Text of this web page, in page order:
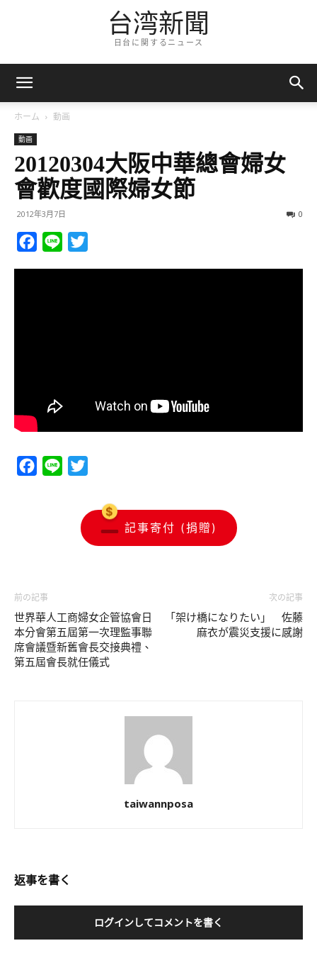
台湾新聞
日台に関するニュース
ホーム 動画
動画
20120304大阪中華總會婦女
會歡度國際婦女節
2012年3月7日 0
Facebook
Line
Facebook
Line
記事寄付 (捐贈)
前の記事
世界華人工商婦女企管協會日
本分會第五屆第一次理監事聯
席會議暨新舊會長交接典禮、
第五屆會長就任儀式
次の記事
「架け橋になりたい」 佐藤
麻衣が震災支援に感謝
taiwannposa
返事を書く
ログインしてコメントを書く